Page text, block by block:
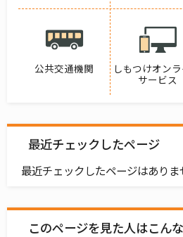
公共交通機関
しもつけオン
サービス
最近チェックしたページ
最近チェックしたページはありま
このページを見た人はこん